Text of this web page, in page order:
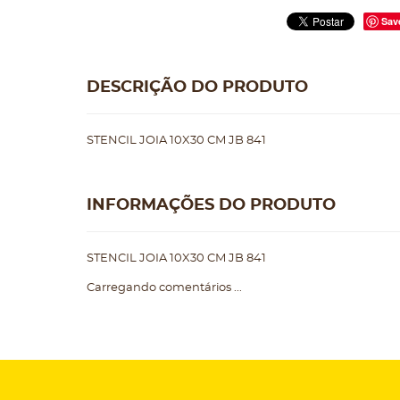
DESCRIÇÃO DO PRODUTO
STENCIL JOIA 10X30 CM JB 841
INFORMAÇÕES DO PRODUTO
STENCIL JOIA 10X30 CM JB 841
Carregando comentários ...